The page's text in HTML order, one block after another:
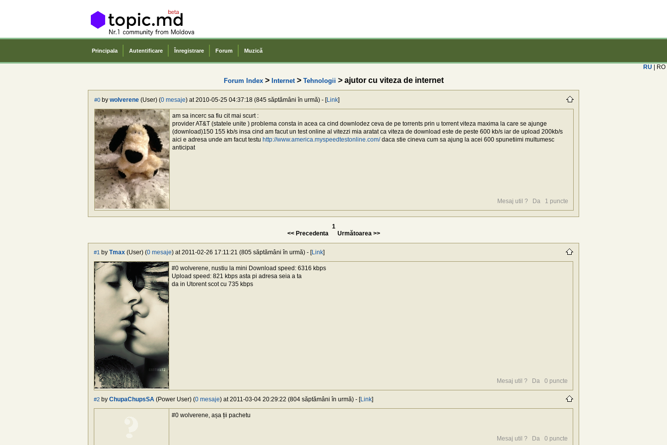
Principala Autentificare Înregistrare Forum Muzică
RU | RO
Forum Index> Internet> Tehnologii > ajutor cu viteza de internet
#0 by wolverene (User) (0 mesaje) at 2010-05-25 04:37:18 (845 săptămâni în urmă) - [Link]
am sa incerc sa fiu cit mai scurt :
provider AT&T (statele unite ) problema consta in acea ca cind downlodez ceva de pe torrents prin u torrent viteza maxima la care se ajunge
(download)150 155 kb/s insa cind am facut un test online al vitezzi mia aratat ca viteza de download este de peste 600 kb/s iar de upload 200kb/s
aici e adresa unde am facut testu http://www.america.myspeedtestonline.com/daca stie cineva cum sa ajung la acei 600 spunetiimi multumesc
anticipat
Mesaj util ? Da 1 puncte
1
<< Precedenta
Următoarea >>
#1 by Tmax (User) (0 mesaje) at 2011-02-26 17:11:21 (805 săptămâni în urmă) - [Link]
#0 wolverene, nustiu la mini Download speed: 6316 kbps
Upload speed: 821 kbps asta pi adresa seia a ta
da in Utorent scot cu 735 kbps
Mesaj util ? Da 0 puncte
#2 by ChupaChupsSA (Power User) (0 mesaje) at 2011-03-04 20:29:22 (804 săptămâni în urmă) - [Link]
#0 wolverene, așa ții pachetu
Mesaj util ? Da 0 puncte